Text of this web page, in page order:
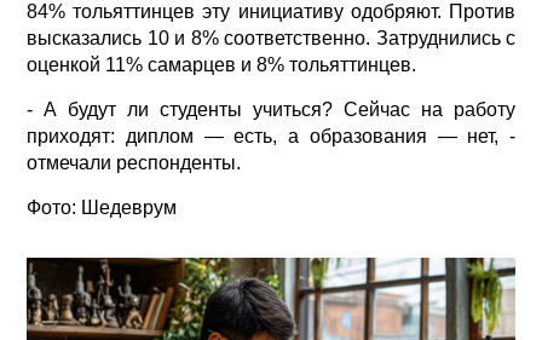
84% тольяттинцев эту инициативу одобряют. Против
высказались 10 и 8% соответственно. Затруднились с
оценкой 11% самарцев и 8% тольяттинцев.
- А будут ли студенты учиться? Сейчас на работу
приходят: диплом — есть, а образования — нет, -
отмечали респонденты.
Фото: Шедеврум